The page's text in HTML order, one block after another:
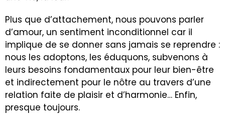
Plus que d’attachement, nous pouvons parler
d’amour, un sentiment inconditionnel car il
implique de se donner sans jamais se reprendre :
nous les adoptons, les éduquons, subvenons à
leurs besoins fondamentaux pour leur bien-être
et indirectement pour le nôtre au travers d’une
relation faite de plaisir et d’harmonie… Enfin,
presque toujours.